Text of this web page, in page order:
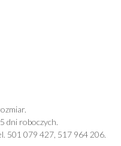
dni roboczych.
501 079 427, 517 964 206.